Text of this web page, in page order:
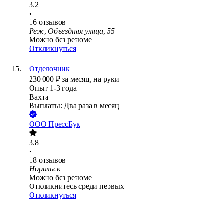
3.2
•
16 отзывов
Реж, Объездная улица, 55
Можно без резюме
Откликнуться
Отделочник
230 000 ₽ за месяц, на руки
Опыт 1-3 года
Вахта
Выплаты: Два раза в месяц
ООО ПрессБук
3.8
•
18 отзывов
Норильск
Можно без резюме
Откликнитесь среди первых
Откликнуться